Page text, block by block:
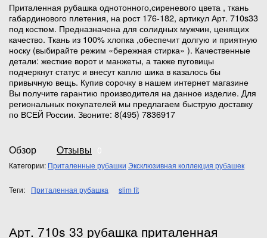
Приталенная рубашка однотонного,сиреневого цвета , ткань
габардинового плетения, на рост 176-182, артикул Арт. 710s33
под костюм. Предназначена для солидных мужчин, ценящих
качество. Ткань из 100% хлопка ,обеспечит долгую и приятную
носку (выбирайте режим «бережная стирка» ). Качественные
детали: жесткие ворот и манжеты, а также пуговицы
подчеркнут статус и внесут каплю шика в казалось бы
привычную вещь. Купив сорочку в нашем интернет магазине
Вы получите гарантию производителя на данное изделие. Для
региональных покупателей мы предлагаем быструю доставку
по ВСЕЙ России. Звоните: 8(495) 7836917
Обзор Отзывы
Категории: Приталенные рубашки Эксклюзивная коллекция рубашек
Теги: Приталенная рубашка slim fit
Арт. 710s 33 рубашка приталенная